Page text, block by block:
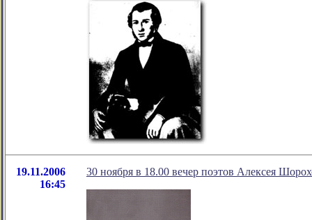
19.11.2006
16:45
30 ноября в 18.00 вечер поэтов Алексея